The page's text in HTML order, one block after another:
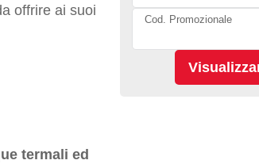
offrire ai suoi
termali ed
Cod. Promozionale